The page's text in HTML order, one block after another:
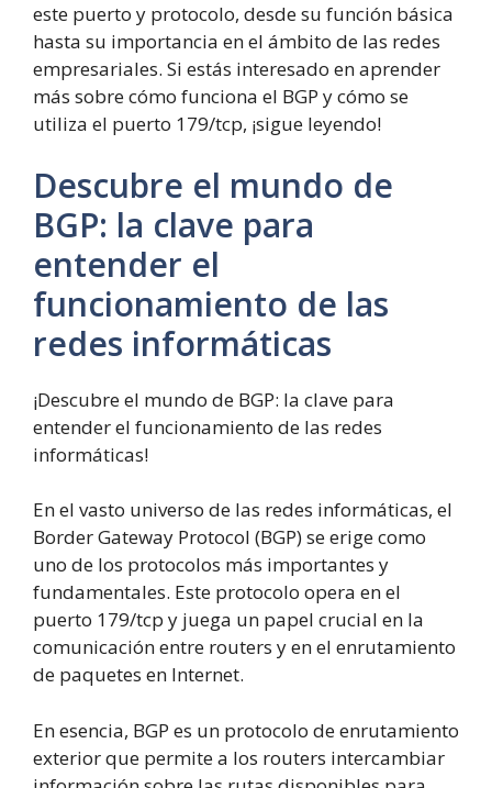
este puerto y protocolo, desde su función básica
hasta su importancia en el ámbito de las redes
empresariales. Si estás interesado en aprender
más sobre cómo funciona el BGP y cómo se
utiliza el puerto 179/tcp, ¡sigue leyendo!
Descubre el mundo de
BGP: la clave para
entender el
funcionamiento de las
redes informáticas
¡Descubre el mundo de BGP: la clave para
entender el funcionamiento de las redes
informáticas!
En el vasto universo de las redes informáticas, el
Border Gateway Protocol (BGP) se erige como
uno de los protocolos más importantes y
fundamentales. Este protocolo opera en el
puerto 179/tcp y juega un papel crucial en la
comunicación entre routers y en el enrutamiento
de paquetes en Internet.
En esencia, BGP es un protocolo de enrutamiento
exterior que permite a los routers intercambiar